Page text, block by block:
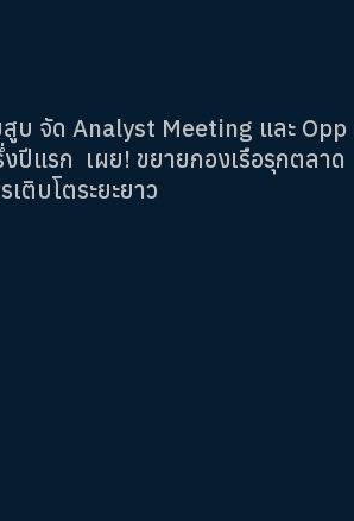
บ จัด Analyst Meeting และ Opp
ปีแรก เผย! ขยายกองเรือรุกตลาด
ติบโตระยะยาว